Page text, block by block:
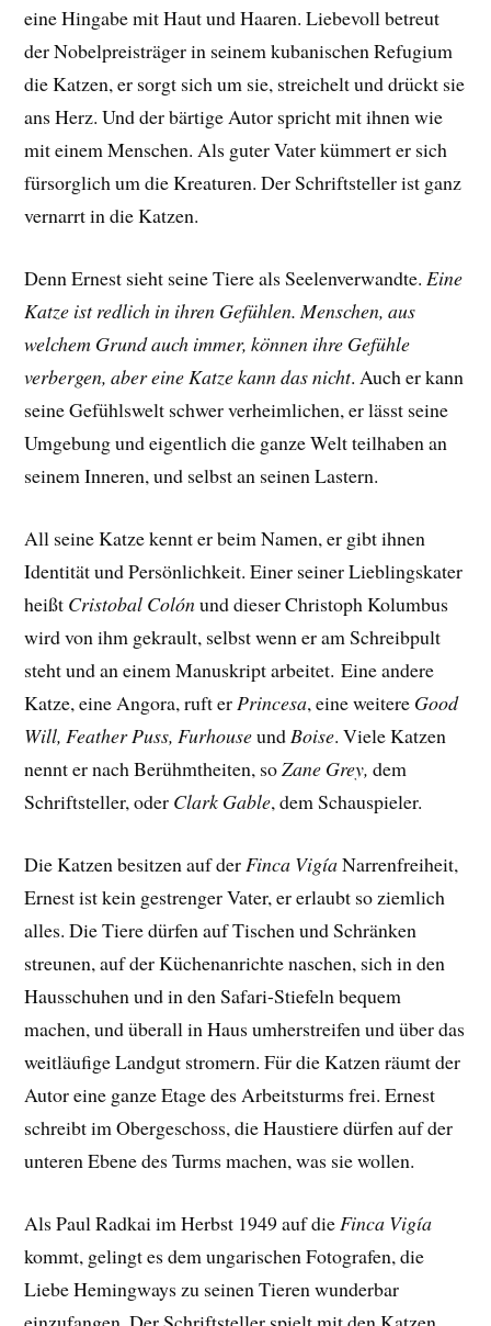
eine Hingabe mit Haut und Haaren. Liebevoll betreut
der Nobelpreisträger in seinem kubanischen Refugium
die Katzen, er sorgt sich um sie, streichelt und drückt sie
ans Herz. Und der bärtige Autor spricht mit ihnen wie
mit einem Menschen. Als guter Vater kümmert er sich
fürsorglich um die Kreaturen. Der Schriftsteller ist ganz
vernarrt in die Katzen.
Denn Ernest sieht seine Tiere als Seelenverwandte.Eine
Katze ist redlich in ihren Gefühlen. Menschen, aus
welchem Grund auch immer, können ihre Gefühle
verbergen, aber eine Katze kann das nicht. Auch er kann
seine Gefühlswelt schwer verheimlichen, er lässt seine
Umgebung und eigentlich die ganze Welt teilhaben an
seinem Inneren, und selbst an seinen Lastern.
All seine Katze kennt er beim Namen, er gibt ihnen
Identität und Persönlichkeit. Einer seiner Lieblingskater
heißt Cristobal Colónund dieser Christoph Kolumbus
wird von ihm gekrault, selbst wenn er am Schreibpult
steht und an einem Manuskript arbeitet. Eine andere
Katze, eine Angora, ruft erPrincesa, eine weitere Good
Will, Feather Puss, FurhouseundBoise. Viele Katzen
nennt er nach Berühmtheiten, soZane Grey,dem
Schriftsteller, oder Clark Gable, dem Schauspieler.
Die Katzen besitzen auf der Finca VigíaNarrenfreiheit,
Ernest ist kein gestrenger Vater, er erlaubt so ziemlich
alles. Die Tiere dürfen auf Tischen und Schränken
streunen, auf der Küchenanrichte naschen, sich in den
Hausschuhen und in den Safari-Stiefeln bequem
machen, und überall in Haus umherstreifen und über das
weitläufige Landgut stromern. Für die Katzen räumt der
Autor eine ganze Etage des Arbeitsturms frei. Ernest
schreibt im Obergeschoss, die Haustiere dürfen auf der
unteren Ebene des Turms machen, was sie wollen.
Als Paul Radkai im Herbst 1949 auf die Finca Vigía
kommt, gelingt es dem ungarischen Fotografen, die
Liebe Hemingways zu seinen Tieren wunderbar